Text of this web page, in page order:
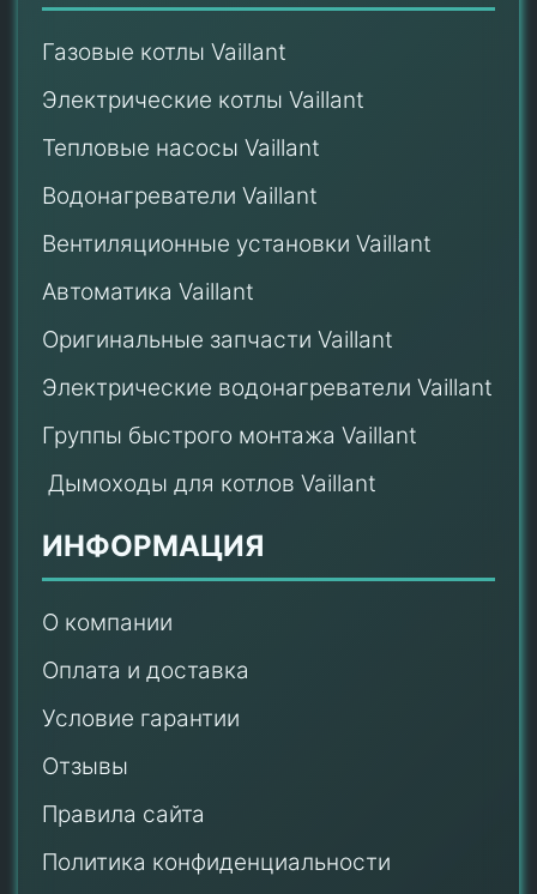
Газовые котлы Vaillant
Электрические котлы Vaillant
Тепловые насосы Vaillant
Водонагреватели Vaillant
Вентиляционные установки Vaillant
Автоматика Vaillant
Оригинальные запчасти Vaillant
Электрические водонагреватели Vaillant
Группы быстрого монтажа Vaillant
Дымоходы для котлов Vaillant
ИНФОРМАЦИЯ
О компании
Оплата и доставка
Условие гарантии
Отзывы
Правила сайта
Политика конфиденциальности